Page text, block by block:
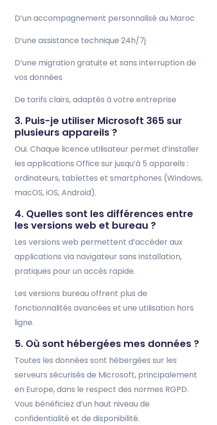
D’un accompagnement personnalisé au Maroc
D’une assistance technique 24h/7j
D’une migration gratuite et sans interruption de
vos données
De tarifs clairs, adaptés à votre entreprise
3. Puis-je utiliser Microsoft 365 sur
plusieurs appareils ?
Oui. Chaque licence utilisateur permet d’installer
les applications Office sur jusqu’à 5 appareils :
ordinateurs, tablettes et smartphones (Windows,
macOS, iOS, Android).
4. Quelles sont les différences entre
les versions web et bureau ?
Les versions web permettent d’accéder aux
applications via navigateur sans installation,
pratiques pour un accès rapide.
Les versions bureau offrent plus de
fonctionnalités avancées et une utilisation hors
ligne.
5. Où sont hébergées mes données ?
Toutes les données sont hébergées sur les
serveurs sécurisés de Microsoft, principalement
en Europe, dans le respect des normes RGPD.
Vous bénéficiez d’un haut niveau de
confidentialité et de disponibilité.